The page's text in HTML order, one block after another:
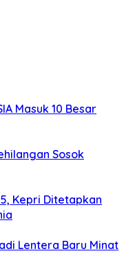
Masuk 10 Besar
Sosok
Kepri Ditetapkan
Lentera Baru Minat